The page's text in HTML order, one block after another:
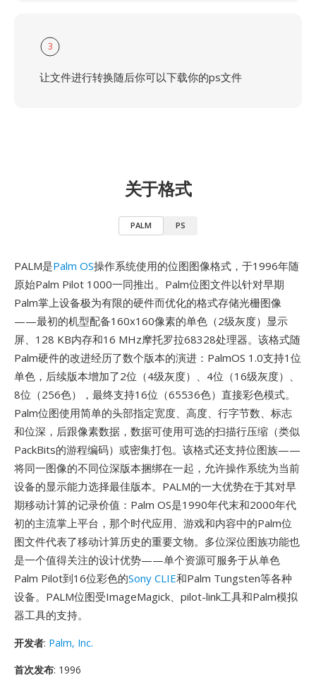
3
让文件进行转换随后你可以下载你的ps文件
关于格式
PALM PS
PALM是Palm OS操作系统使用的位图图像格式，于1996年随
原始Palm Pilot 1000一同推出。Palm位图文件以针对早期
Palm掌上设备极为有限的硬件而优化的格式存储光栅图像
——最初的机型配备160x160像素的单色（2级灰度）显示
屏、128 KB内存和16 MHz摩托罗拉68328处理器。该格式随
Palm硬件的改进经历了数个版本的演进：PalmOS 1.0支持1位
单色，后续版本增加了2位（4级灰度）、4位（16级灰度）、
8位（256色），最终支持16位（65536色）直接彩色模式。
Palm位图使用简单的头部指定宽度、高度、行字节数、标志
和位深，后跟像素数据，数据可使用可选的扫描行压缩（类似
PackBits的游程编码）或密集打包。该格式还支持位图族——
将同一图像的不同位深版本捆绑在一起，允许操作系统为当前
设备的显示能力选择最佳版本。PALM的一大优势在于其对早
期移动计算的记录价值：Palm OS是1990年代末和2000年代
初的主流掌上平台，那个时代应用、游戏和内容中的Palm位
图文件代表了移动计算历史的重要文物。多位深位图族功能也
是一个值得关注的设计优势——单个资源可服务于从单色
Palm Pilot到16位彩色的Sony CLIE和Palm Tungsten等各种
设备。PALM位图受ImageMagick、pilot-link工具和Palm模拟
器工具的支持。
开发者: Palm, Inc.
首次发布: 1996